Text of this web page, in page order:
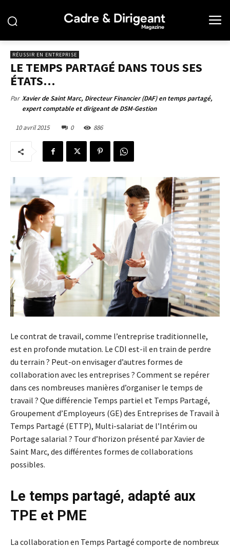
RÉUSSIR EN ENTREPRISE
LE TEMPS PARTAGÉ DANS TOUS SES
ÉTATS…
Par Xavier de Saint Marc, Directeur Financier (DAF) en temps partagé,
expert comptable et dirigeant de DSM-Gestion
10 avril 2015 0 886
Le contrat de travail, comme l’entreprise traditionnelle,
est en profonde mutation. Le CDI est-il en train de perdre
du terrain ? Peut-on envisager d’autres formes de
collaboration avec les entreprises ? Comment se repérer
dans ces nombreuses manières d’organiser le temps de
travail ? Que différencie Temps partiel et Temps Partagé,
Groupement d’Employeurs (GE) des Entreprises de Travail à
Temps Partagé (ETTP), Multi-salariat de l’Intérim ou
Portage salarial ? Tour d’horizon présenté par Xavier de
Saint Marc, des différentes formes de collaborations
possibles.
Le temps partagé, adapté aux
TPE et PME
La collaboration en Temps Partagé comporte de nombreux